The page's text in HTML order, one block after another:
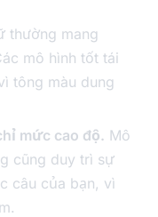
thường mang
mô hình tốt tái
tông màu dung
mức cao độ. Mô
cũng duy trì sự
câu của bạn, vì